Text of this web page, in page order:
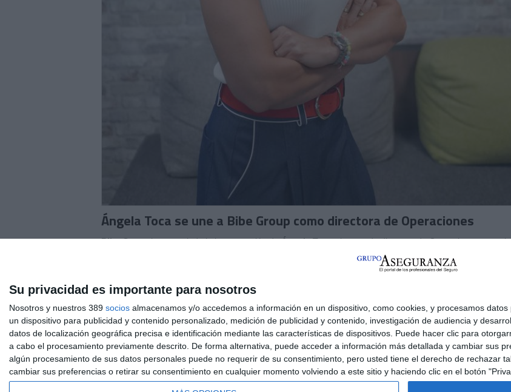
Su privacidad es importante para nosotros
Nosotros y nuestros 389 socios almacenamos y/o accedemos a información en un dispositivo, como cookies, y procesamos
un dispositivo para publicidad y contenido personalizado, medición de publicidad y contenido, investigación de audiencia y
datos de localización geográfica precisa e identificación mediante las características de dispositivos. Puede hacer clic para
a cabo el procesamiento previamente descrito. De forma alternativa, puede acceder a información más detallada y cambiar sus
algún procesamiento de sus datos personales puede no requerir de su consentimiento, pero usted tiene el derecho de rechazar
cambiar sus preferencias o retirar su consentimiento en cualquier momento volviendo a este sitio y haciendo clic en el botón
Ángela Toca se une a Bibe Group como directora de Operaciones
Bibe Groupha anunciado la incorporación deÁngela Tocaal cargo de directora de Operaciones, con el
objetivo de reforzar la estructura operativa de la compañía en un momento de crecimiento sostenido.
Toca cuenta con una dilatada experiencia en gestión operativa y transformación de procesos, adquirida en
compañías de referencia como PwC y Bymovil. A lo largo de su carrera ha liderado proyectos de
optimización y automatización en entornos internacionales, combinando una visión estratégica del negocio
con una capacidad probada en la coordinación de equipos y la toma de decisiones basada en datos
Si quiere recibir diariamente y GRATIS noticias como esta, pinche aquí